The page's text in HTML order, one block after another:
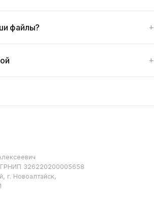
файлы?
326220200005658
г. Новоалтайск,